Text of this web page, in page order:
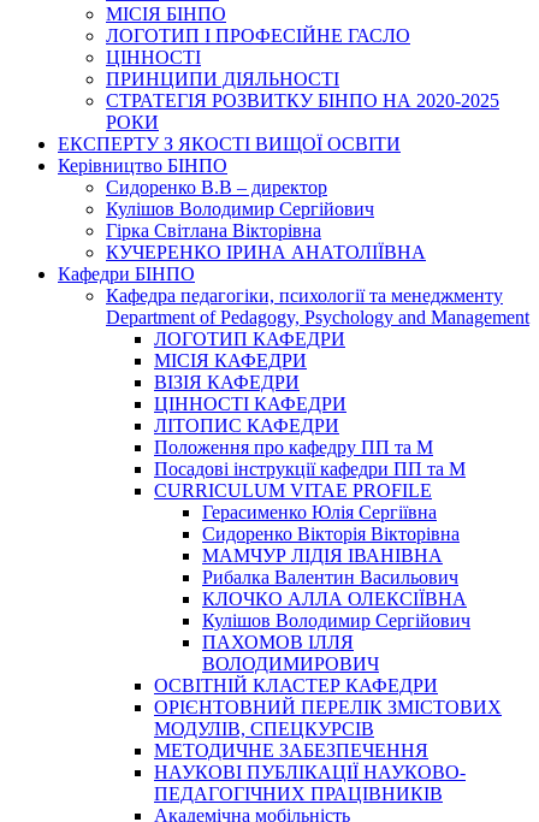
МІСІЯ БІНПО
ЛОГОТИП І ПРОФЕСІЙНЕ ГАСЛО
ЦІННОСТІ
ПРИНЦИПИ ДІЯЛЬНОСТІ
СТРАТЕГІЯ РОЗВИТКУ БІНПО НА 2020-2025
РОКИ
ЕКСПЕРТУ З ЯКОСТІ ВИЩОЇ ОСВІТИ
Керівництво БІНПО
Сидоренко В.В – директор
Кулішов Володимир Сергійович
Гірка Світлана Вікторівна
КУЧЕРЕНКО ІРИНА АНАТОЛІЇВНА
Кафедри БІНПО
Кафедра педагогіки, психології та менеджменту
Department of Pedagogy, Psychology and Management
ЛОГОТИП КАФЕДРИ
МІСІЯ КАФЕДРИ
ВІЗІЯ КАФЕДРИ
ЦІННОСТІ КАФЕДРИ
ЛІТОПИС КАФЕДРИ
Положення про кафедру ПП та М
Посадові інструкції кафедри ПП та М
CURRICULUM VITAE PROFILE
Герасименко Юлія Сергіївна
Сидоренко Вікторія Вікторівна
МАМЧУР ЛІДІЯ ІВАНІВНА
Рибалка Валентин Васильович
КЛОЧКО АЛЛА ОЛЕКСІЇВНА
Кулішов Володимир Сергійович
ПАХОМОВ ІЛЛЯ
ВОЛОДИМИРОВИЧ
ОСВІТНІЙ КЛАСТЕР КАФЕДРИ
ОРІЄНТОВНИЙ ПЕРЕЛІК ЗМІСТОВИХ
МОДУЛІВ, СПЕЦКУРСІВ
МЕТОДИЧНЕ ЗАБЕЗПЕЧЕННЯ
НАУКОВІ ПУБЛІКАЦІЇ НАУКОВО-
ПЕДАГОГІЧНИХ ПРАЦІВНИКІВ
Академічна мобільність